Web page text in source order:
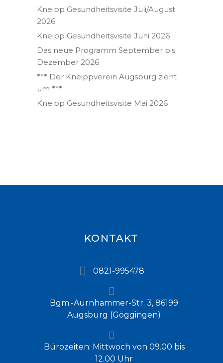
Kneipp Gesundheitsvisite Juli/August
2026
Kneipp Gesundheitsvisite Juni 2026
Das neue Programm September bis
Dezember 2026
*** Der Kneippverein Augsburg zieht
um ***
Kneipp Gesundheitsvisite Mai 2026
KONTAKT
0821-995478
Bgm.-Aurnhammer-Str. 3, 86199
Augsburg (Göggingen)
Bürozeiten: Mittwoch von 09.00 bis
12.00 Uhr